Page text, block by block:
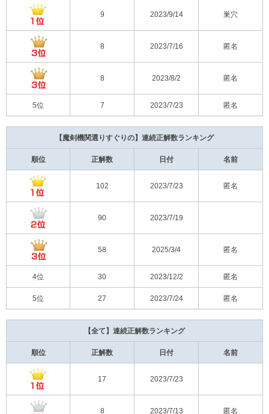
9 2023/9/14 巣穴
8 2023/7/16 匿名
8 2023/8/2 匿名
5位 7 2023/7/23 匿名
【魔剣機関選りすぐりの】連続正解数ランキング
順位 正解数 日付 名前
102 2023/7/23 匿名
90 2023/7/19
58 2025/3/4 匿名
4位 30 2023/12/2 匿名
5位 27 2023/7/24 匿名
【全て】連続正解数ランキング
順位 正解数 日付 名前
17 2023/7/23
8 2023/7/13 匿名